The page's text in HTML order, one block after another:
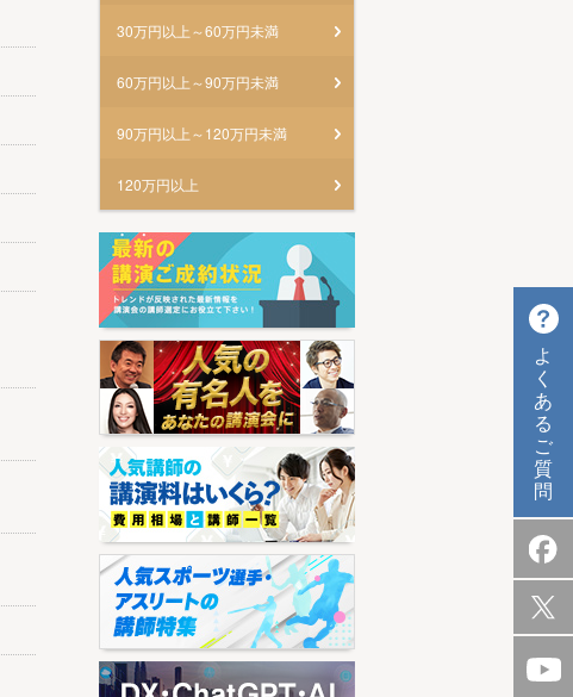
30万円以上～60万円未満
60万円以上～90万円未満
90万円以上～120万円未満
120万円以上
よ
く
あ
る
ご
質
問